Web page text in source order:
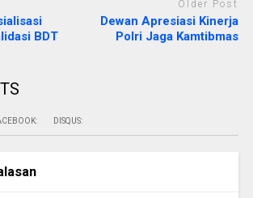
BDT
Older Post
Dewan Apresiasi Kinerja
Polri Jaga Kamtibmas
DISQUS: